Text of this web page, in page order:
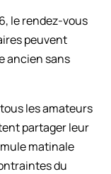
le rendez-vous
peuvent
ancien sans
les amateurs
partager leur
matinale
du